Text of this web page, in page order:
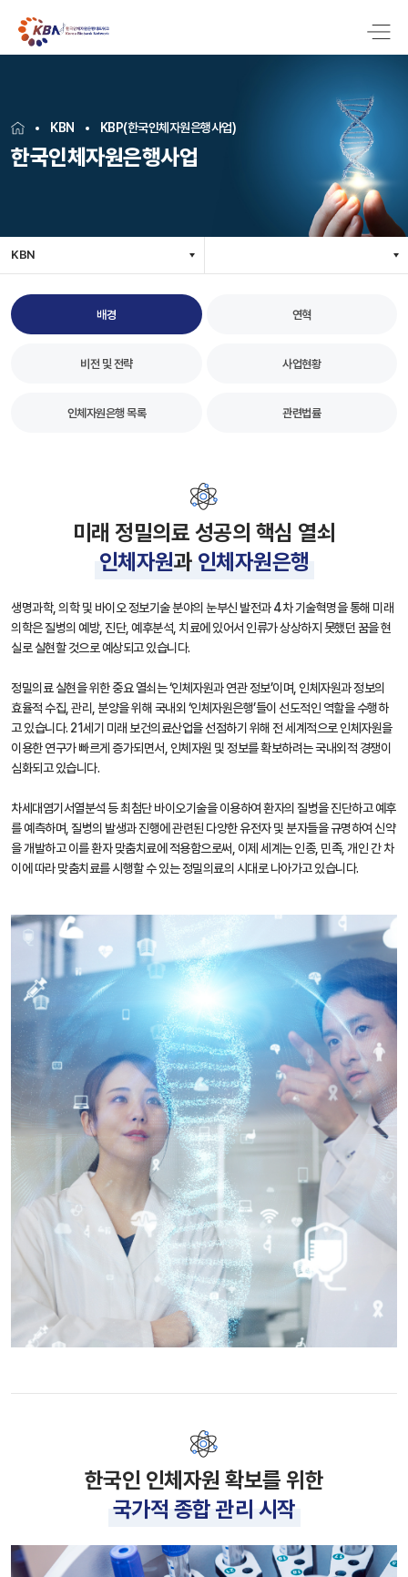
KBN KBP(한국인체자원은행사업)
한국인체자원은행사업
KBN
배경 연혁
비전 및 전략 사업현황
인체자원은행 목록 관련법률
미래 정밀의료 성공의 핵심 열쇠
인체자원과 인체자원은행
생명과학, 의학 및 바이오 정보기술 분야의 눈부신 발전과 4차 기술혁명을 통해 미래
의학은 질병의 예방, 진단, 예후분석, 치료에 있어서 인류가 상상하지 못했던 꿈을 현
실로 실현할 것으로 예상되고 있습니다.
정밀의료 실현을 위한 중요 열쇠는 ‘인체자원과 연관 정보’이며, 인체자원과 정보의
효율적 수집, 관리, 분양을 위해 국내외 ‘인체자원은행’들이 선도적인 역할을 수행하
고 있습니다. 21세기 미래 보건의료산업을 선점하기 위해 전 세계적으로 인체자원을
이용한 연구가 빠르게 증가되면서, 인체자원 및 정보를 확보하려는 국내외적 경쟁이
심화되고 있습니다.
차세대염기서열분석 등 최첨단 바이오기술을 이용하여 환자의 질병을 진단하고 예후
를 예측하며, 질병의 발생과 진행에 관련된 다양한 유전자 및 분자들을 규명하여 신약
을 개발하고 이를 환자 맞춤치료에 적용함으로써, 이제 세계는 인종, 민족, 개인 간 차
이에 따라 맞춤치료를 시행할 수 있는 정밀의료의 시대로 나아가고 있습니다.
한국인 인체자원 확보를 위한
국가적 종합 관리 시작